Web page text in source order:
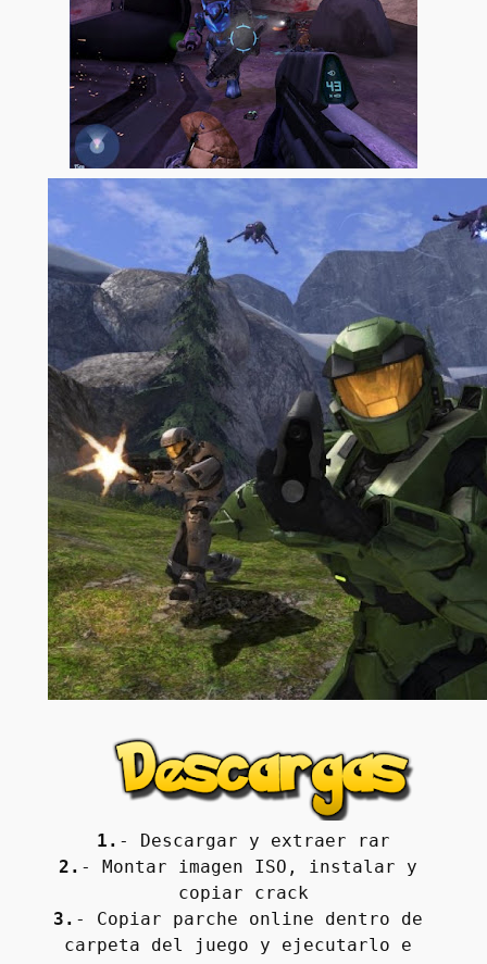
1. - Descargar y extraer rar
2. - Montar imagen ISO, instalar y
copiar crack
3. - Copiar parche online dentro de
carpeta del juego y ejecutarlo e